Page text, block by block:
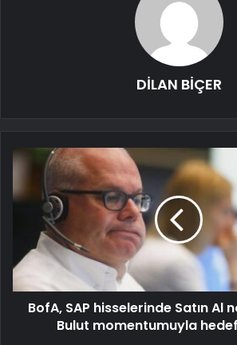
DİLAN BİÇER
BofA, SAP hisselerinde Satın Al
Bulut momentumuyla